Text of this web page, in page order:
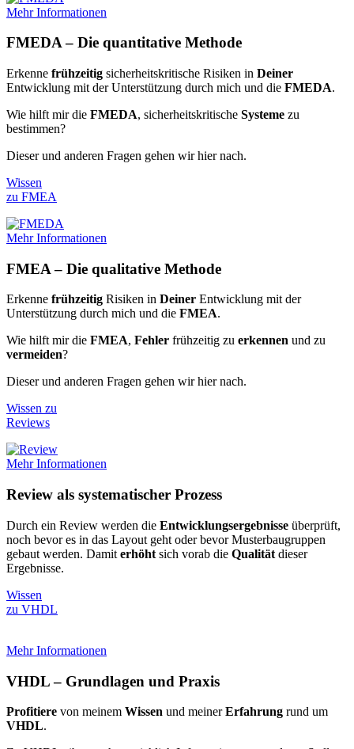
Mehr Informationen
FMEDA – Die quantitative Methode
Erkenne frühzeitig sicherheitskritische Risiken in Deiner
Entwicklung mit der Unterstützung durch mich und die FMEDA.
Wie hilft mir die FMEDA, sicherheitskritische Systeme zu
bestimmen?
Dieser und anderen Fragen gehen wir hier nach.
Wissen
zu FMEA
Mehr Informationen
FMEA – Die qualitative Methode
Erkenne frühzeitig Risiken in Deiner Entwicklung mit der
Unterstützung durch mich und die FMEA.
Wie hilft mir die FMEA, Fehler frühzeitig zu erkennen und zu
vermeiden?
Dieser und anderen Fragen gehen wir hier nach.
Wissen zu
Reviews
Mehr Informationen
Review als systematischer Prozess
Durch ein Review werden die Entwicklungsergebnisse überprüft,
noch bevor es in das Layout geht oder bevor Musterbaugruppen
gebaut werden. Damit erhöht sich vorab die Qualität dieser
Ergebnisse.
Wissen
zu VHDL
Mehr Informationen
VHDL – Grundlagen und Praxis
Profitiere von meinem Wissen und meinerErfahrung rund um
VHDL.